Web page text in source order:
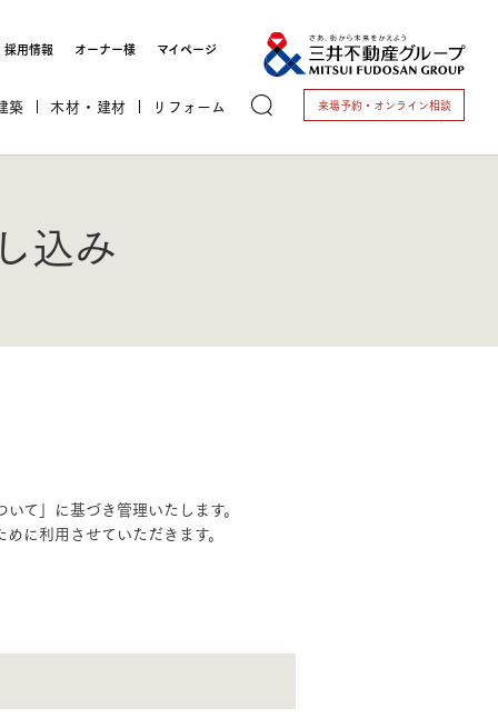
採用情報 オーナー様 マイページ
築 木材・建材 リフォーム 来場予約・ オンライン相談
込み
て」に基づき管理いたします。
に利用させていただきます。